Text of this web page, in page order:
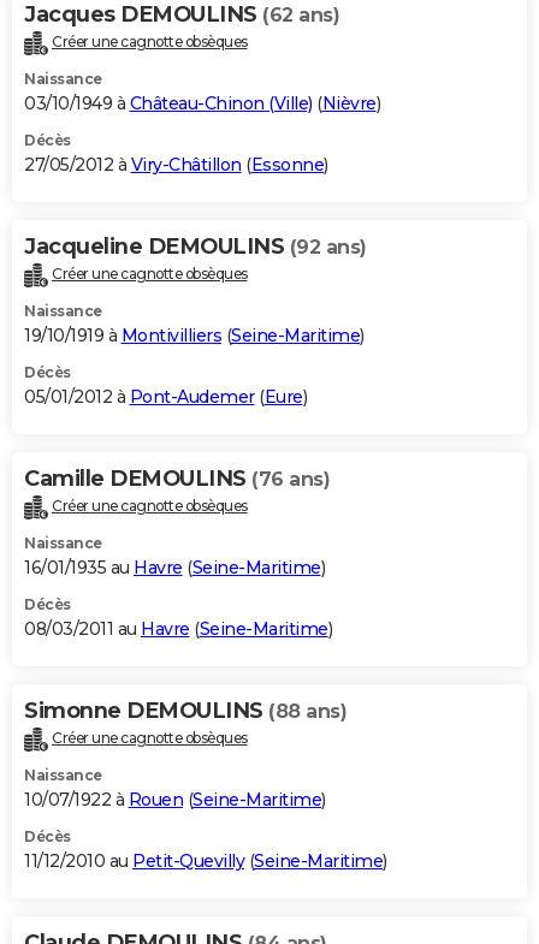
Jacques DEMOULINS (62 ans)
Créer une cagnotte obsèques
Naissance
03/10/1949 à Château-Chinon (Ville) (Nièvre)
Décès
27/05/2012 à Viry-Châtillon (Essonne)
Jacqueline DEMOULINS (92 ans)
Créer une cagnotte obsèques
Naissance
19/10/1919 à Montivilliers (Seine-Maritime)
Décès
05/01/2012 à Pont-Audemer(Eure)
Camille DEMOULINS (76 ans)
Créer une cagnotte obsèques
Naissance
16/01/1935 au Havre (Seine-Maritime)
Décès
08/03/2011 au Havre (Seine-Maritime)
Simonne DEMOULINS (88 ans)
Créer une cagnotte obsèques
Naissance
10/07/1922 à Rouen (Seine-Maritime)
Décès
11/12/2010 au Petit-Quevilly(Seine-Maritime)